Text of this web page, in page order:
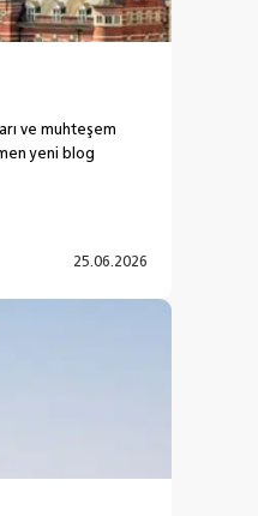
ve muhteşem
yeni blog
25.06.2026